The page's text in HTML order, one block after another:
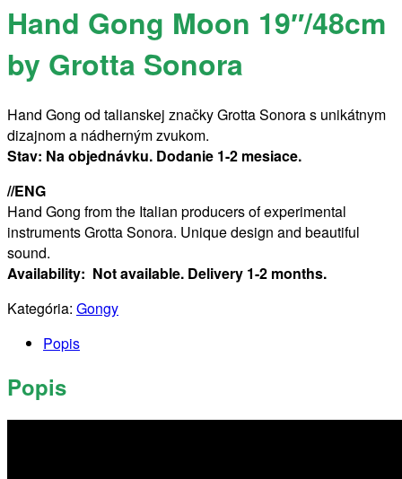
Hand Gong Moon 19″/48cm
by Grotta Sonora
Hand Gong od talianskej značky Grotta Sonora s unikátnym
dizajnom a nádherným zvukom.
Stav: Na objednávku. Dodanie 1-2 mesiace.
//ENG
Hand Gong from the Italian producers of experimental
instruments Grotta Sonora. Unique design and beautiful
sound.
Availability: Not available. Delivery 1-2 months.
Kategória: Gongy
Popis
Popis